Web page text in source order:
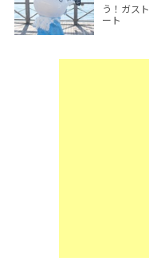
う！ガス
ート